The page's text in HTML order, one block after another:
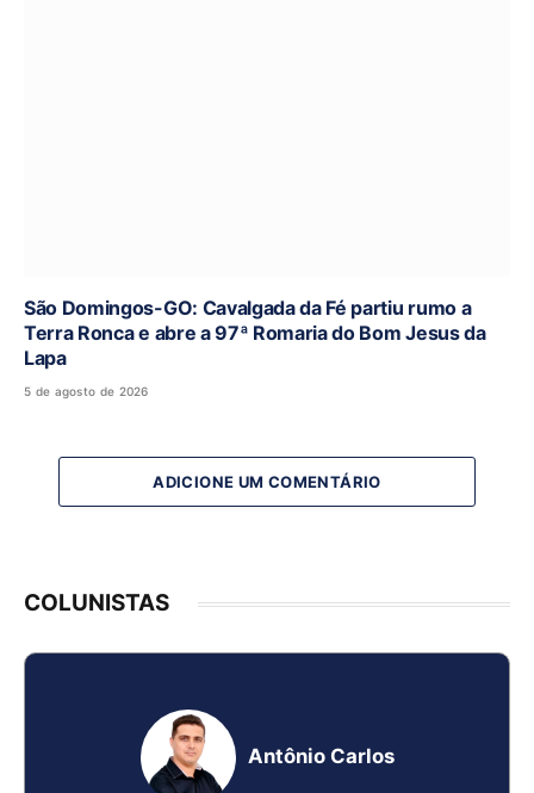
São Domingos-GO: Cavalgada da Fé partiu rumo a
Terra Ronca e abre a 97ª Romaria do Bom Jesus da
Lapa
5 de agosto de 2026
ADICIONE UM COMENTÁRIO
COLUNISTAS
Antônio Carlos